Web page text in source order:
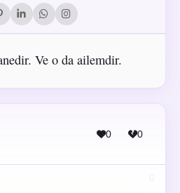
Ve o da ailemdir.
0 0